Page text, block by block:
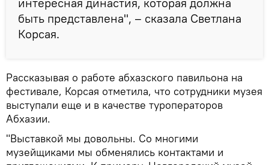
быть представлена", – сказала Светлана
Корсая.
Рассказывая о работе абхазского павильона на
фестивале, Корсая отметила, что сотрудники музея
выступали еще и в качестве туроператоров
Абхазии.
"Выставкой мы довольны. Со многими
музейщиками мы обменялись контактами и